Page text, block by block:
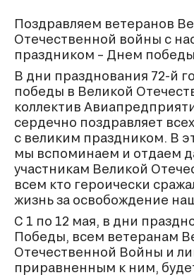
Поздравляем ветеранов
Отечественной войны с
праздником – Днем
В дни празднования 72-й
победы в Великой
коллектив
сердечно поздравляет
с великим праздником. В
мы вспоминаем и отдаем
участникам Великой
всем кто героически
жизнь за освобождение
С 1 по 12 мая, в дни
Победы, всем ветеранам
Отечественной Войны и
приравненным к ним,